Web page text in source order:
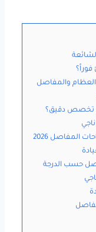
العظام والمفاصل
تخصص دقيق؟
المفاصل 2026
حسب الدرجة